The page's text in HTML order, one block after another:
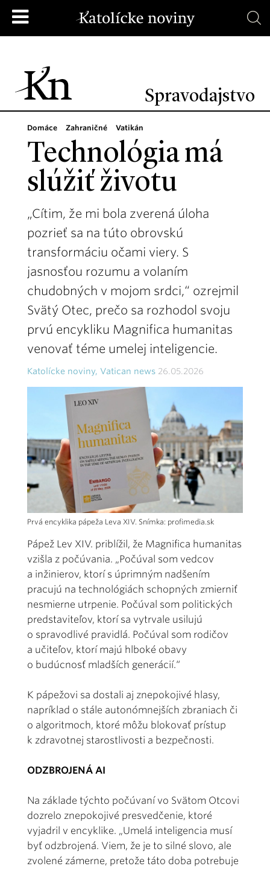
Spravodajstvo
Domáce Zahraničné Vatikán
Technológia má
slúžiť životu
„Cítim, že mi bola zverená úloha
pozrieť sa na túto obrovskú
transformáciu očami viery. S
jasnosťou rozumu a volaním
chudobných v mojom srdci,“ ozrejmil
Svätý Otec, prečo sa rozhodol svoju
prvú encykliku Magnifica humanitas
venovať téme umelej inteligencie.
Katolícke noviny, Vatican news 26.05.2026
Prvá encyklika pápeža Leva XIV. Snímka: profimedia.sk
Pápež Lev XIV. priblížil, že Magnifica humanitas
vzišla z počúvania. „Počúval som vedcov
a inžinierov, ktorí s úprimným nadšením
pracujú na technológiách schopných zmierniť
nesmierne utrpenie. Počúval som politických
predstaviteľov, ktorí sa vytrvale usilujú
o spravodlivé pravidlá. Počúval som rodičov
a učiteľov, ktorí majú hlboké obavy
o budúcnosť mladších generácií.“
K pápežovi sa dostali aj znepokojivé hlasy,
napríklad o stále autonómnejších zbraniach či
o algoritmoch, ktoré môžu blokovať prístup
k zdravotnej starostlivosti a bezpečnosti.
ODZBROJENÁ AI
Na základe týchto počúvaní vo Svätom Otcovi
dozrelo znepokojivé presvedčenie, ktoré
vyjadril v encyklike. „Umelá inteligencia musí
byť odzbrojená. Viem, že je to silné slovo, ale
zvolené zámerne, pretože táto doba potrebuje